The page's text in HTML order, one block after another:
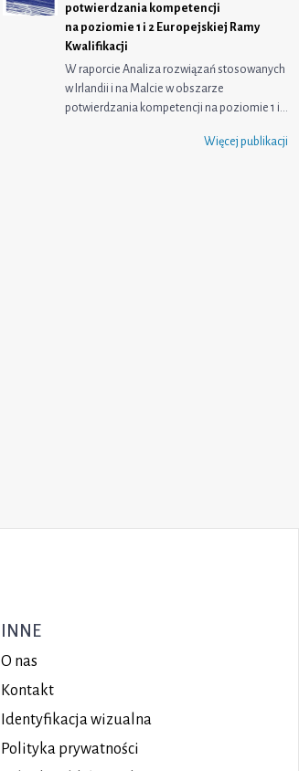
potwierdzania kompetencji
na poziomie 1 i 2 Europejskiej Ramy
Kwalifikacji
W raporcie Analiza rozwiązań stosowanych
w Irlandii i na Malcie w obszarze
potwierdzania kompetencji na poziomie 1 i…
Więcej publikacji
INNE
O nas
Kontakt
Identyfikacja wizualna
Polityka prywatności